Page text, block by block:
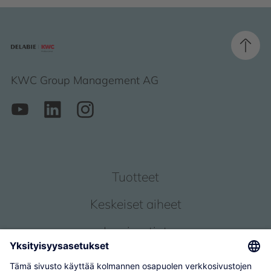
KWC Group Management AG
Tuotteet
Keskeiset aiheet
Inspiraatiot